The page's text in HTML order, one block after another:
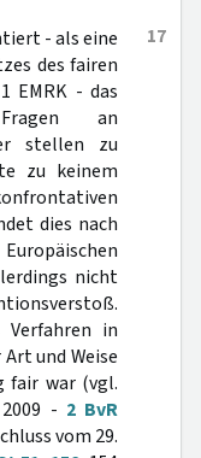
17
- als eine
des fairen
EMRK - das
an
stellen zu
zu keinem
dies nach
nicht
in
und Weise
fair war (vgl.
- 2 BvR
vom 29.